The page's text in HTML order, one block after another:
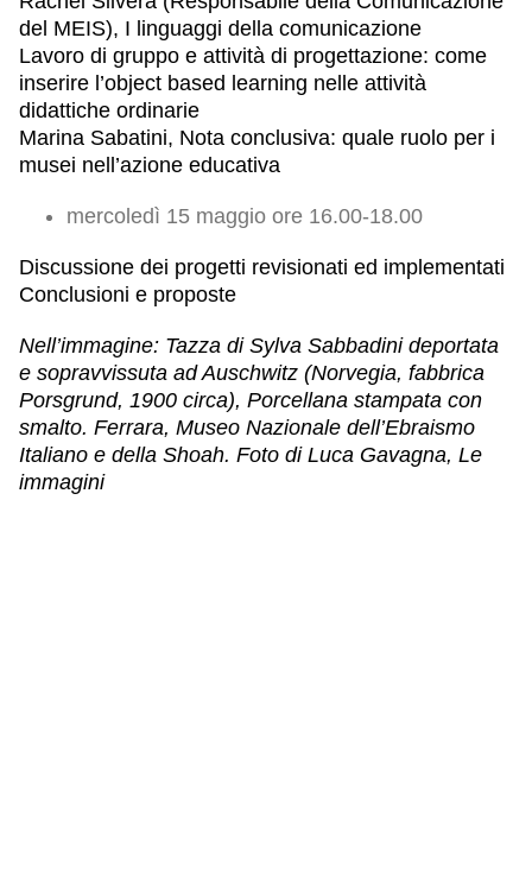
del MEIS), I linguaggi della comunicazione
Lavoro di gruppo e attività di progettazione: come
inserire l’object based learning nelle attività
didattiche ordinarie
Marina Sabatini, Nota conclusiva: quale ruolo per i
musei nell’azione educativa
mercoledì 15 maggio ore 16.00-18.00
Discussione dei progetti revisionati ed implementati
Conclusioni e proposte
Nell’immagine: Tazza di Sylva Sabbadini deportata
e sopravvissuta ad Auschwitz (Norvegia, fabbrica
Porsgrund, 1900 circa), Porcellana stampata con
smalto. Ferrara, Museo Nazionale dell’Ebraismo
Italiano e della Shoah. Foto di Luca Gavagna, Le
immagini